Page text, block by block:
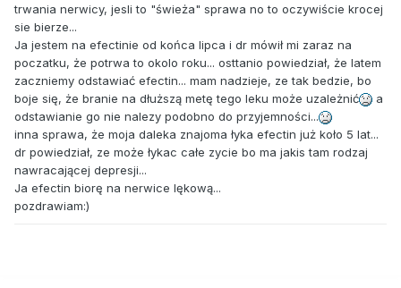
trwania nerwicy, jesli to "świeża" sprawa no to oczywiście krocej
sie bierze...
Ja jestem na efectinie od końca lipca i dr mówił mi zaraz na
poczatku, że potrwa to okolo roku... osttanio powiedział, że latem
zaczniemy odstawiać efectin... mam nadzieje, ze tak bedzie, bo
boje się, że branie na dłuższą metę tego leku może uzależnić
a
odstawianie go nie nalezy podobno do przyjemności...
inna sprawa, że moja daleka znajoma łyka efectin już koło 5 lat...
dr powiedział, ze może łykac całe zycie bo ma jakis tam rodzaj
nawracającej depresji...
Ja efectin biorę na nerwice lękową...
pozdrawiam:)